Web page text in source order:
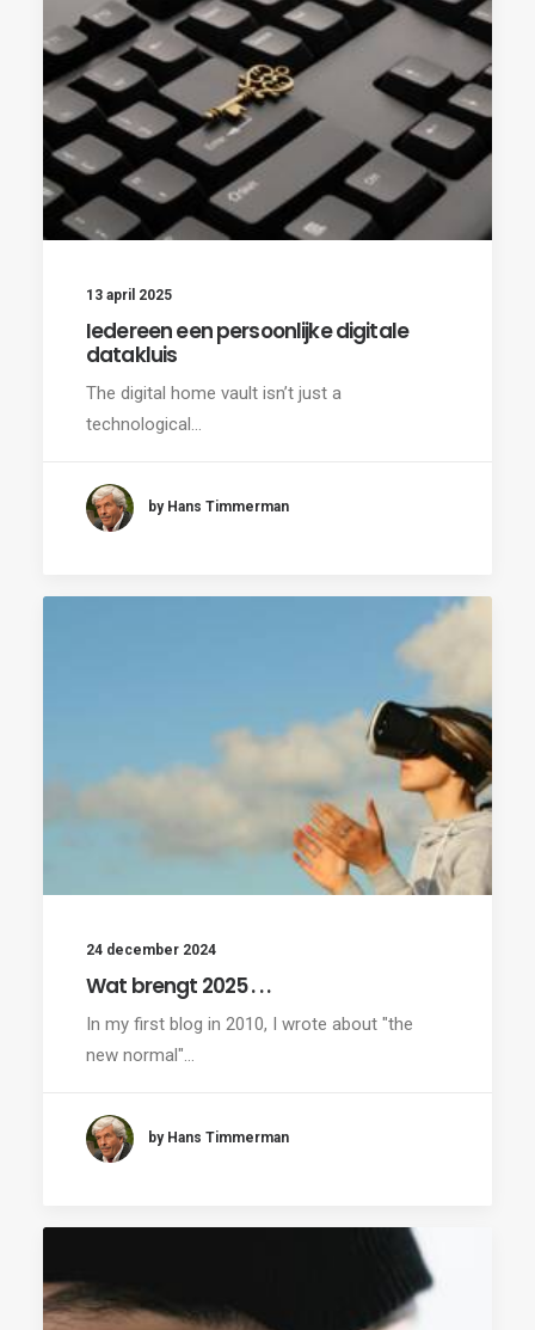
13 april 2025
Iedereen een persoonlijke digitale
datakluis
The digital home vault isn’t just a
technological…
by Hans Timmerman
24 december 2024
Wat brengt 2025 . . .
In my first blog in 2010, I wrote about "the
new normal"…
by Hans Timmerman